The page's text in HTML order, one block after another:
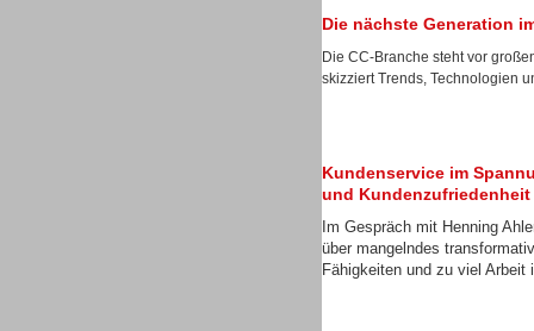
Die nächste Generation
Die CC-Branche steht vor
skizziert Trends, Technologien
Kundenservice im
und Kundenzufriedenheit
Im Gespräch mit Henning
über mangelndes
Fähigkeiten und zu viel